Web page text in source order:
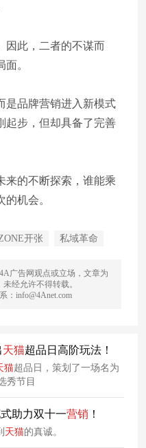
因此，二者的不谋而
。
是品牌营销进入新模式
起步，但却具备了完善
来的不断探索，谁能乘
机会。
开张 私域革命
广告网观点或立场，文章为
经允许不得转载。
：info@4Anet.com
天猫超品日高阶玩法！
猫超品日，策划了一场名为
秀节目
助力双十一营销 ！
天猫的真诚。